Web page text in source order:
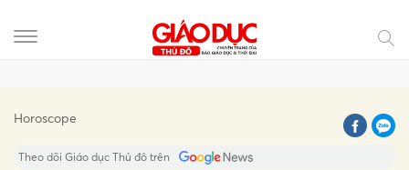
Horoscope
Theo dõi Giáo dục Thủ đô trên